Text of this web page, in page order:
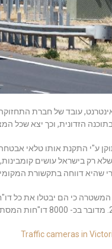
עובד של חברת
התקנת אותו טלאי אבטחה
רק בישראל עושים
שהיא דווחה בתקשורת
כי הם יבטלו את כל
Traffic cameras in